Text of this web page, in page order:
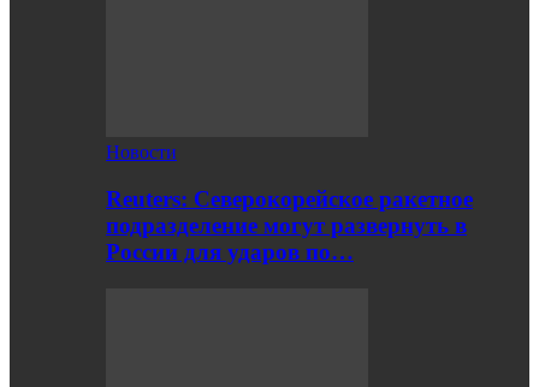
Новости
Reuters: Северокорейское ракетное
подразделение могут развернуть в
России для ударов по…